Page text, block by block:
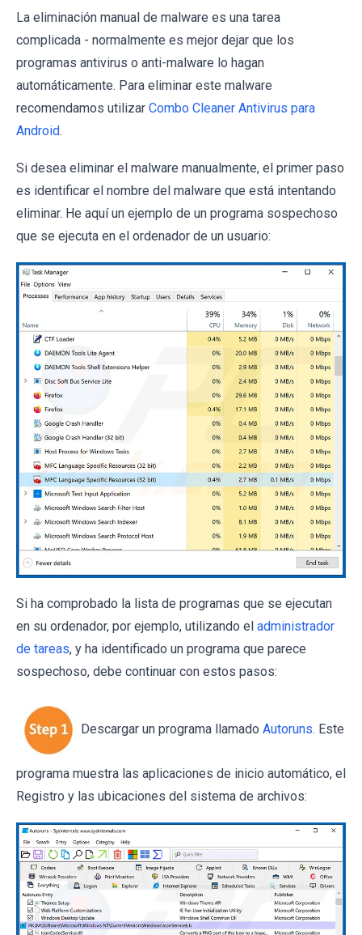
La eliminación manual de malware es una tarea
complicada - normalmente es mejor dejar que los
programas antivirus o anti-malware lo hagan
automáticamente. Para eliminar este malware
recomendamos utilizar Combo Cleaner Antivirus para
Android.
Si desea eliminar el malware manualmente, el primer paso
es identificar el nombre del malware que está intentando
eliminar. He aquí un ejemplo de un programa sospechoso
que se ejecuta en el ordenador de un usuario:
Si ha comprobado la lista de programas que se ejecutan
en su ordenador, por ejemplo, utilizando el administrador
de tareas, y ha identificado un programa que parece
sospechoso, debe continuar con estos pasos:
Descargar un programa llamado Autoruns. Este
programa muestra las aplicaciones de inicio automático, el
Registro y las ubicaciones del sistema de archivos: